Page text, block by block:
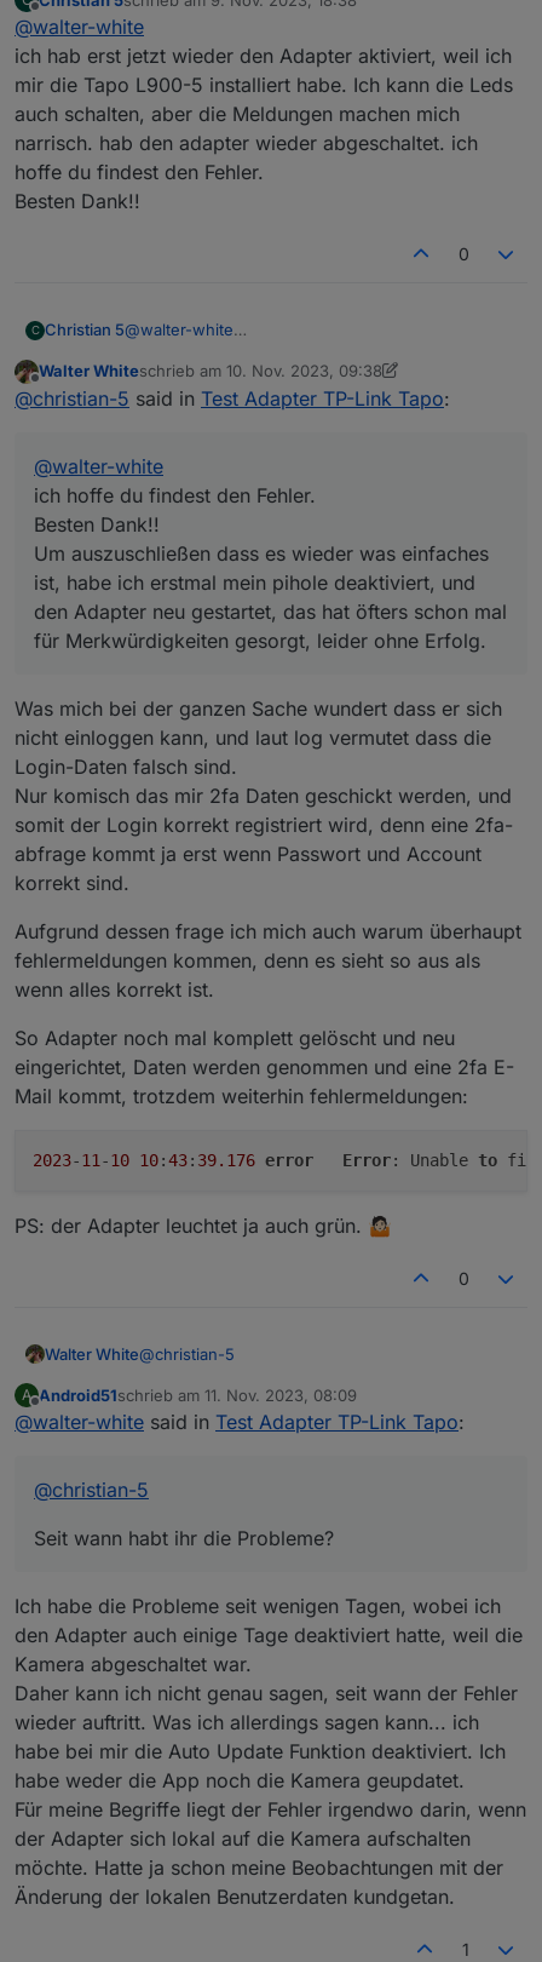
Seit wann habt ihr die Probleme?
Habe das leider erst jetzt bemerkt, aber es gab ja
Änderung an der tapo-app, diese ist ja jetzt
designtechnisch komplett überarbeitet, und
bekommt auch alle paar Tage updates (Android).
Und beim Schauen in der App hatte die c210
Kamera auch ein Firmware Update, ob die c110
und die p110 Updates hatten kann ich nicht sagen,
Offline zuletzt editiert von
@walter-white
ich hab erst jetzt wieder den Adapter aktiviert, weil ich
mir die Tapo L900-5 installiert habe. Ich kann die Leds
auch schalten, aber die Meldungen machen mich
narrisch. hab den adapter wieder abgeschaltet. ich
hoffe du findest den Fehler.
Besten Dank!!
0
C Christian 5@walter-white
ich mir die Tapo L900-5 installiert habe. Ich kann die
Leds auch schalten, aber die Meldungen machen
Besten Dank!!
Offline
Walter Whiteschrieb am 10. Nov. 2023, 09:38
zuletzt editiert von Walter White11. Okt. 2023, 10:47
@christian-5 said in Test Adapter TP-Link Tapo:
@walter-white
ich hoffe du findest den Fehler.
Besten Dank!!
Um auszuschließen dass es wieder was einfaches
ist, habe ich erstmal mein pihole deaktiviert, und
den Adapter neu gestartet, das hat öfters schon mal
für Merkwürdigkeiten gesorgt, leider ohne Erfolg.
Was mich bei der ganzen Sache wundert dass er sich
nicht einloggen kann, und laut log vermutet dass die
Login-Daten falsch sind.
Nur komisch das mir 2fa Daten geschickt werden, und
somit der Login korrekt registriert wird, denn eine 2fa-
abfrage kommt ja erst wenn Passwort und Account
korrekt sind.
Aufgrund dessen frage ich mich auch warum überhaupt
fehlermeldungen kommen, denn es sieht so aus als
wenn alles korrekt ist.
So Adapter noch mal komplett gelöscht und neu
eingerichtet, Daten werden genommen und eine 2fa E-
Mail kommt, trotzdem weiterhin fehlermeldungen:
2023-11 -10 10:43: 39.176 error Error: Unable to
PS: der Adapter leuchtet ja auch grün. 🤷🏻
0
Walter White@christian-5
Seit wann habt ihr die Probleme?
Habe das leider erst jetzt bemerkt, aber es gab ja
bekommt auch alle paar Tage updates (Android).
Kamera auch ein Firmware Update, ob die c110
Also sollten die Fehler nicht unsererseits sein,
könnte ich mir denken dass es mit der
Überarbeitung der App zu tun hat?
A
Offline
Android51schrieb am 11. Nov. 2023, 08:09
zuletzt editiert von
@walter-white said in Test Adapter TP-Link Tapo:
@christian-5
Seit wann habt ihr die Probleme?
Ich habe die Probleme seit wenigen Tagen, wobei ich
den Adapter auch einige Tage deaktiviert hatte, weil die
Kamera abgeschaltet war.
Daher kann ich nicht genau sagen, seit wann der Fehler
wieder auftritt. Was ich allerdings sagen kann... ich
habe bei mir die Auto Update Funktion deaktiviert. Ich
habe weder die App noch die Kamera geupdatet.
Für meine Begriffe liegt der Fehler irgendwo darin, wenn
der Adapter sich lokal auf die Kamera aufschalten
möchte. Hatte ja schon meine Beobachtungen mit der
Änderung der lokalen Benutzerdaten kundgetan.
1